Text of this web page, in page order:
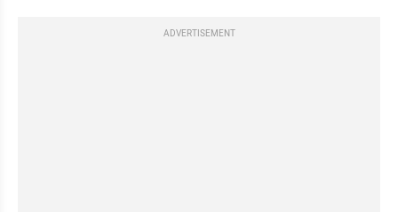
ADVERTISEMENT